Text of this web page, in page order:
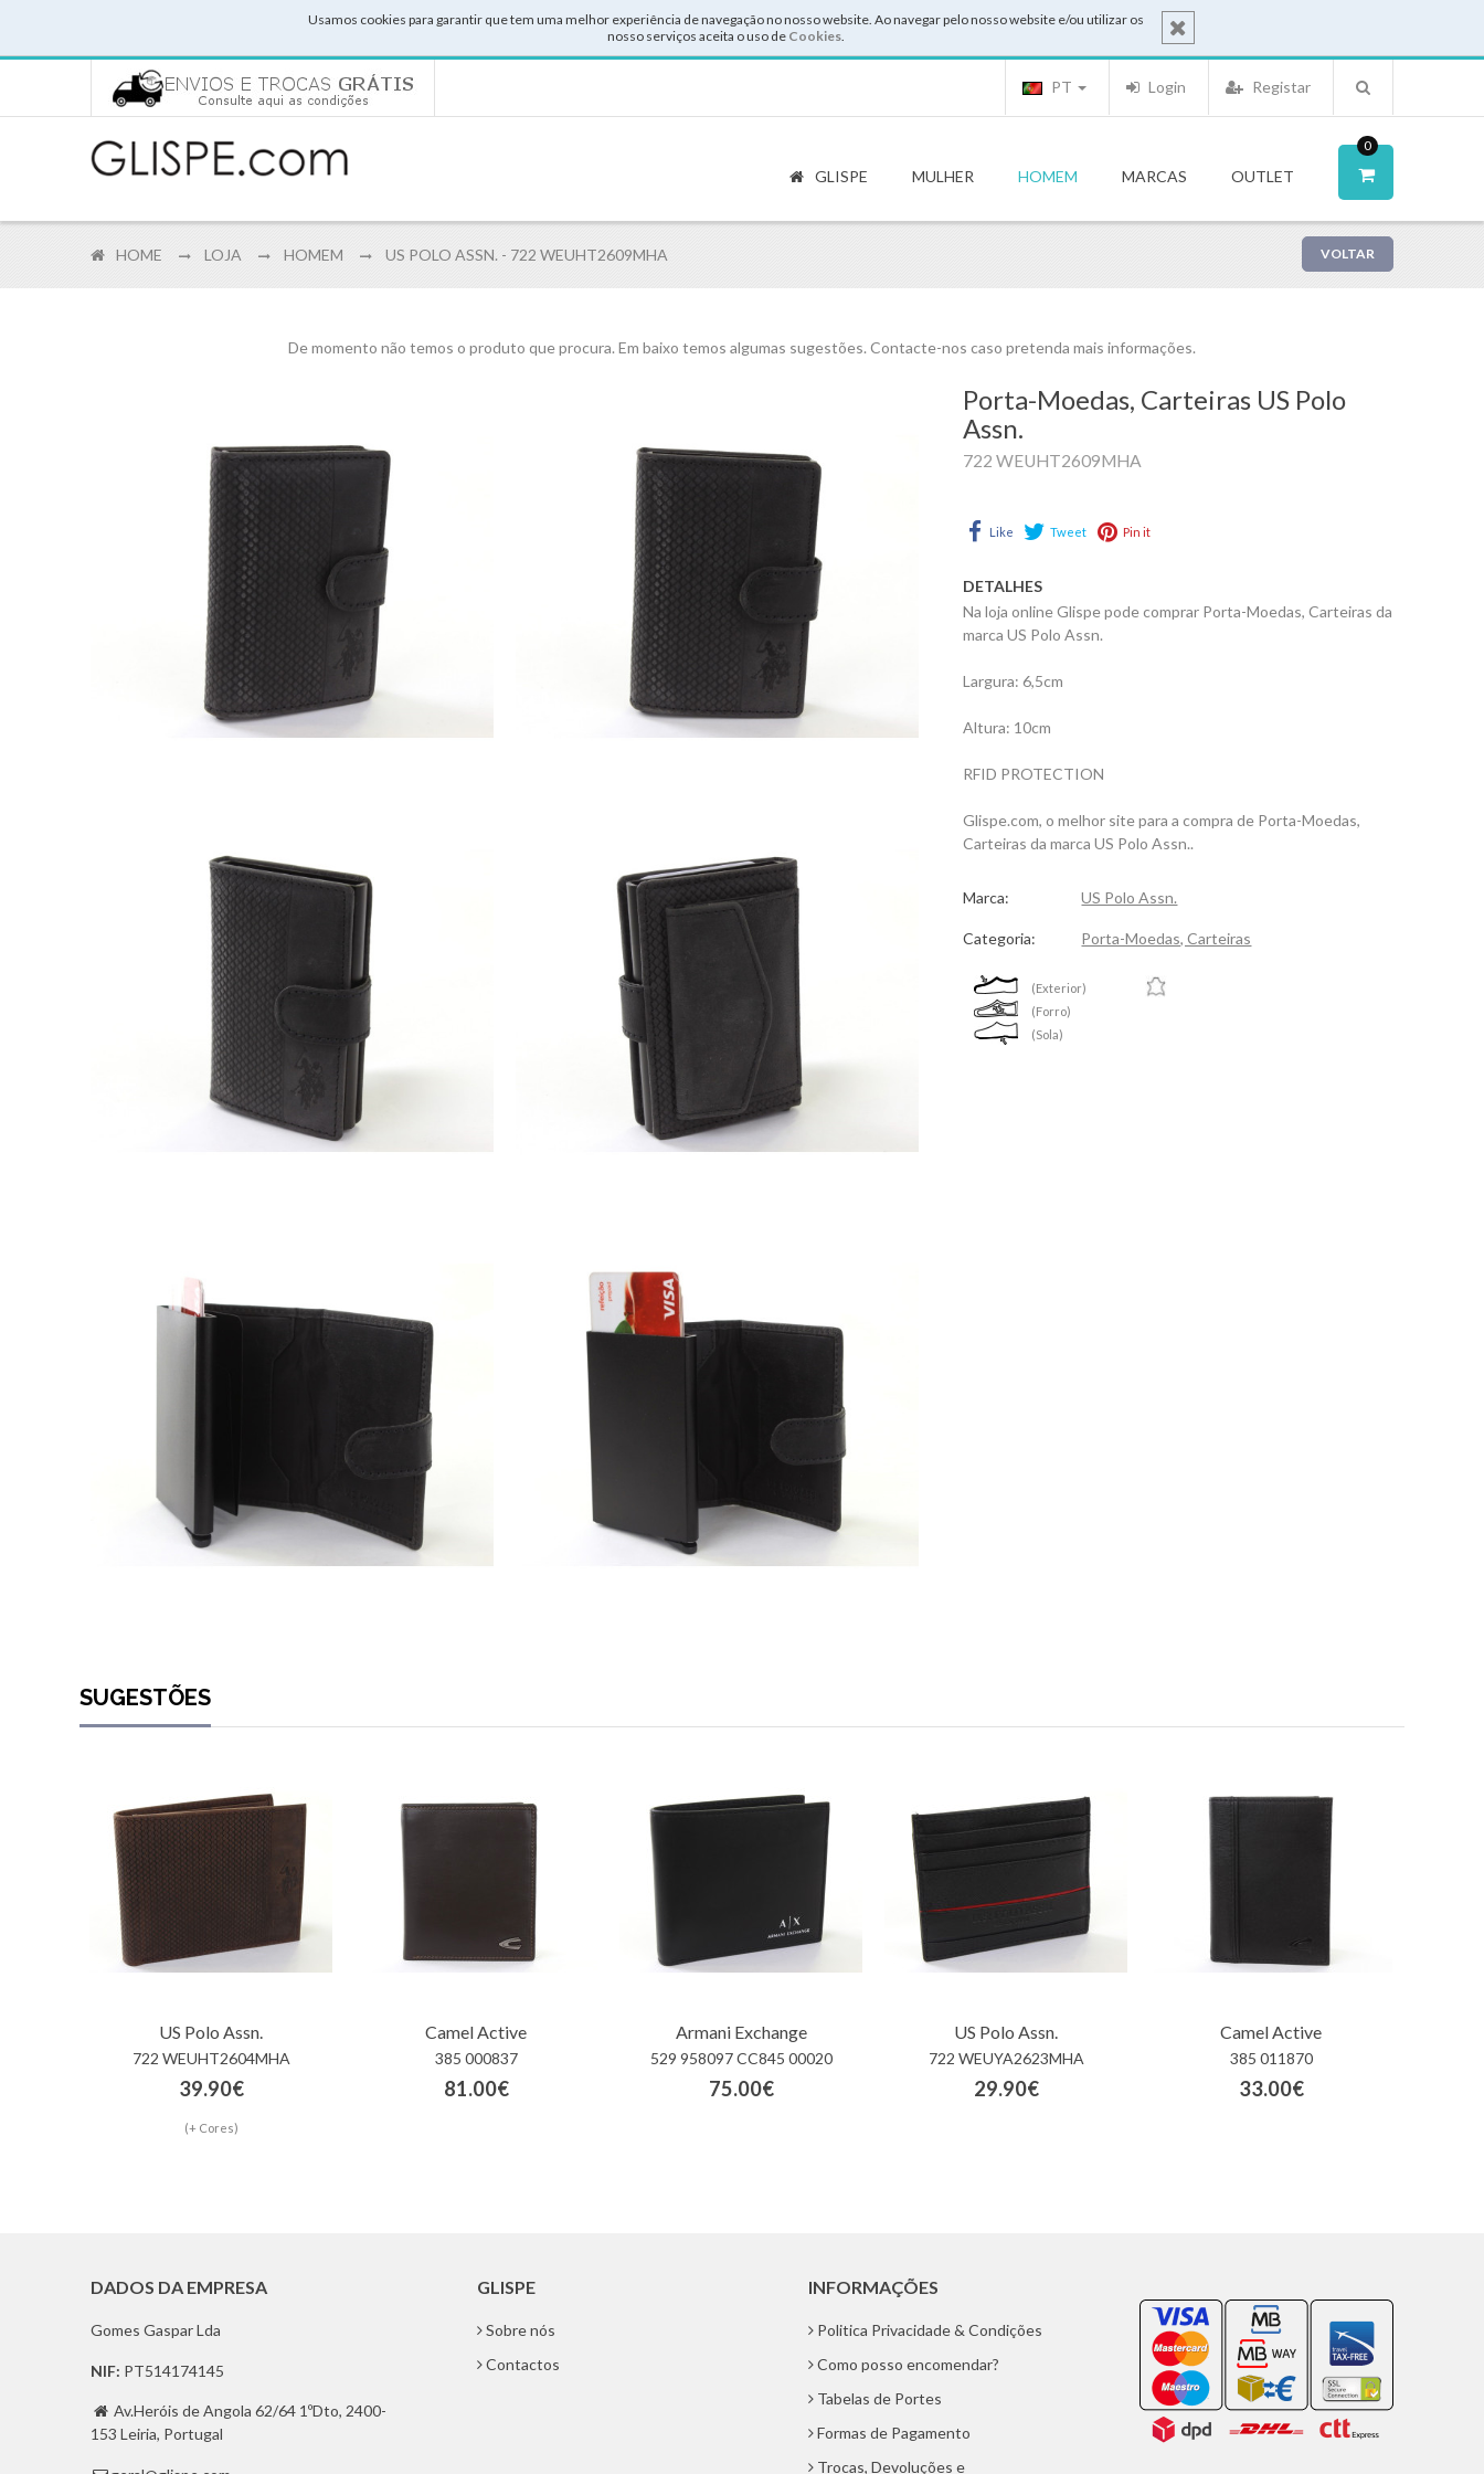
Usamos cookies para garantir que tem uma melhor experiência de navegação no nosso website. Ao navegar pelo nosso website e/ou utilizar os
nosso serviços aceita o uso de Cookies.
Registar
Login
PT
0
GLISPE MULHER HOMEM MARCAS OUTLET
VOLTAR
HOME LOJA HOMEM US POLO ASSN. - 722 WEUHT2609MHA
De momento não temos o produto que procura. Em baixo temos algumas sugestões. Contacte-nos caso pretenda mais informações.
Porta-Moedas, Carteiras US Polo
Assn.
722 WEUHT2609MHA
Like Tweet Pin it
DETALHES
Na loja online Glispe pode comprar Porta-Moedas, Carteiras da
marca US Polo Assn.
Largura: 6,5cm
Altura: 10cm
RFID PROTECTION
Glispe.com, o melhor site para a compra de Porta-Moedas,
Carteiras da marca US Polo Assn..
Marca: US Polo Assn.
Categoria: Porta-Moedas, Carteiras
(Exterior)
(Forro)
(Sola)
SUGESTÕES
US Polo Assn.
722 WEUHT2604MHA
39.90€
(+ Cores)
Camel Active
385 000837
81.00€
Armani Exchange
529 958097 CC845 00020
75.00€
US Polo Assn.
722 WEUYA2623MHA
29.90€
Camel Active
385 011870
33.00€
DADOS DA EMPRESA
Gomes Gaspar Lda
NIF: PT514174145
 Av.Heróis de Angola 62/64 1ºDto, 2400-
153 Leiria, Portugal
GLISPE
Sobre nós
Contactos
INFORMAÇÕES
Politica Privacidade & Condições
Como posso encomendar?
Tabelas de Portes
Formas de Pagamento
Trocas, Devoluções e